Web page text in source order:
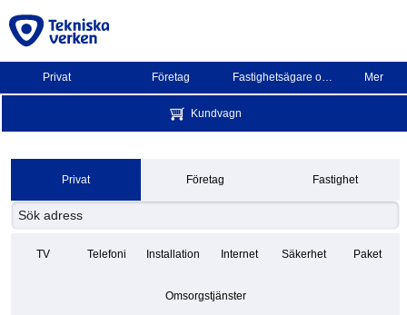
Privat Företag Fastighetsägare och BRF Mer
Kundvagn
Privat Företag Fastighet
TV Telefoni Installation Internet Säkerhet Paket
Omsorgstjänster